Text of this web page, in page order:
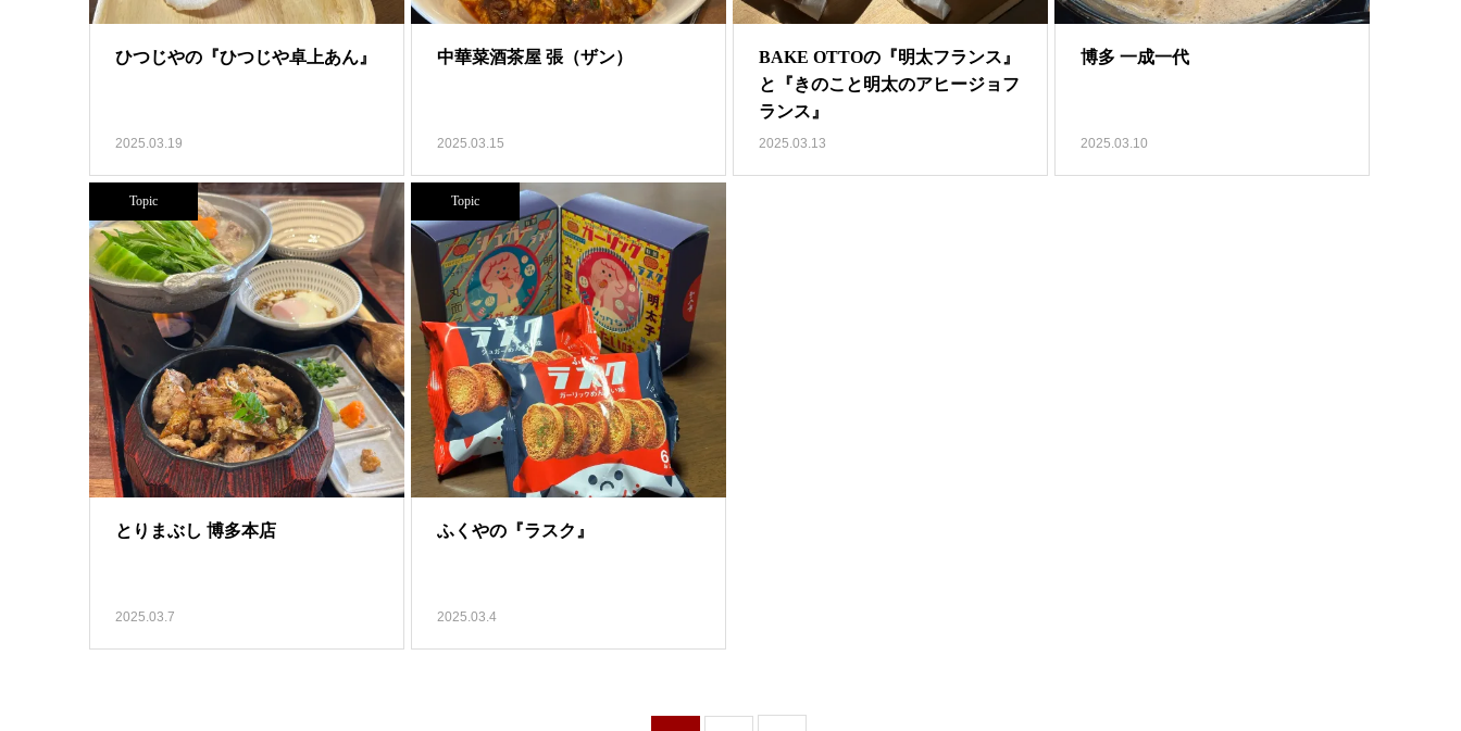
ひつじやの『ひつじや卓上あん』
2025.03.19
中華菜酒茶屋 張（ザン）
2025.03.15
BAKE OTTOの『明太フランス』
と『きのこと明太のアヒージョフ
ランス』
2025.03.13
博多 一成一代
2025.03.10
Topic
とりまぶし 博多本店
2025.03.7
Topic
ふくやの『ラスク』
2025.03.4